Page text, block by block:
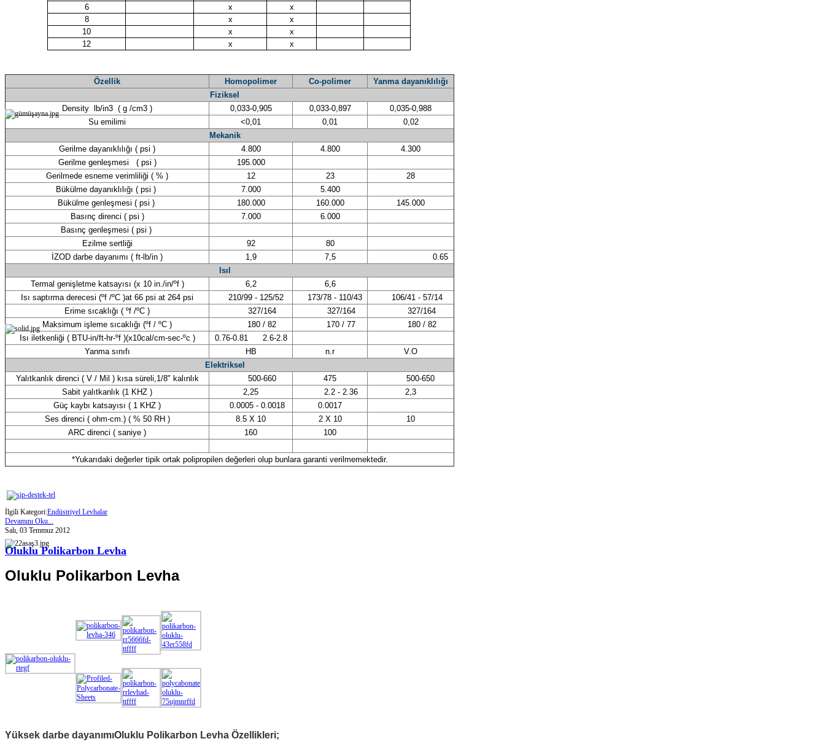
6
x
x
8
x
x
10
x
x
12
x x
Özellik Homopolimer Co-polimer
Yanma dayanıklılığı
Fiziksel
Density lb/in3 ( g /cm3 )
0,033-0,905 0,033-0,897
0,035-0,988
Su emilimi
<0,01 0,01
0,02
Mekanik
Gerilme dayanıklılığı ( psi )
4.800 4.800
4.300
Gerilme genleşmesi ( psi )
195.000
Gerilmede esneme verimliliği ( % )
12 23
28
Bükülme dayanıklılığı ( psi )
7.000
5.400
Bükülme genleşmesi ( psi )
180.000 160.000
145.000
Basınç direnci ( psi )
7.000
6.000
Basınç genleşmesi ( psi )
Ezilme sertliği
92
80
İZOD darbe dayanımı ( ft-lb/in )
1,9 7,5
0.65
Isıl
Termal genişletme katsayısı (x 10 in./in/ºf )
6,2
6,6
Isı saptırma derecesi (ºf /ºC )at 66 psi at 264 psi
210/99 - 125/52 173/78 - 110/43
106/41 - 57/14
Erime sıcaklığı ( ºf /ºC )
327/164 327/164
327/164
Maksimum işleme sıcaklığı (ºf / ºC )
180 / 82 170 / 77
180 / 82
Isı iletkenliği ( BTU-in/ft-hr-ºf )(x10cal/cm-sec-ºc )
0.76-0.81 2.6-2.8
Yanma sınıfı
HB n.r
V.O
Elektriksel
Yalıtkanlık direnci ( V / Mil ) kısa süreli,1/8" kalınlık
500-660 475
500-650
Sabit yalıtkanlık (1 KHZ )
2,25 2.2 - 2.36
2,3
Güç kaybı katsayısı ( 1 KHZ )
0.0005 - 0.0018
0.0017
Ses direnci ( ohm-cm.) ( % 50 RH )
8.5 X 10 2 X 10
10
ARC direnci ( saniye )
160 100
*Yukarıdaki değerler tipik ortak polipropilen değerleri olup bunlara garanti verilmemektedir.
İlgili Kategori:Endüstriyel Levhalar
Devamını Oku...
Salı, 03 Temmuz 2012
Oluklu Polikarbon Levha
Oluklu Polikarbon Levha
Yüksek darbe dayanımıOluklu Polikarbon Levha Özellikleri;